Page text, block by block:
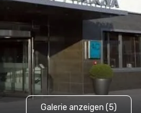
Galerie anzeigen (5)